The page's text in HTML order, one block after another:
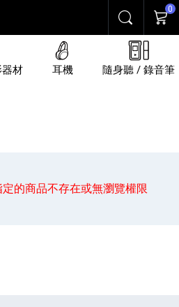
搜尋 購物
0
材 耳機 隨身聽 / 錄音筆
的商品不存在或無瀏覽權限